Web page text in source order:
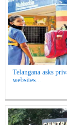
Telangana asks
websites...